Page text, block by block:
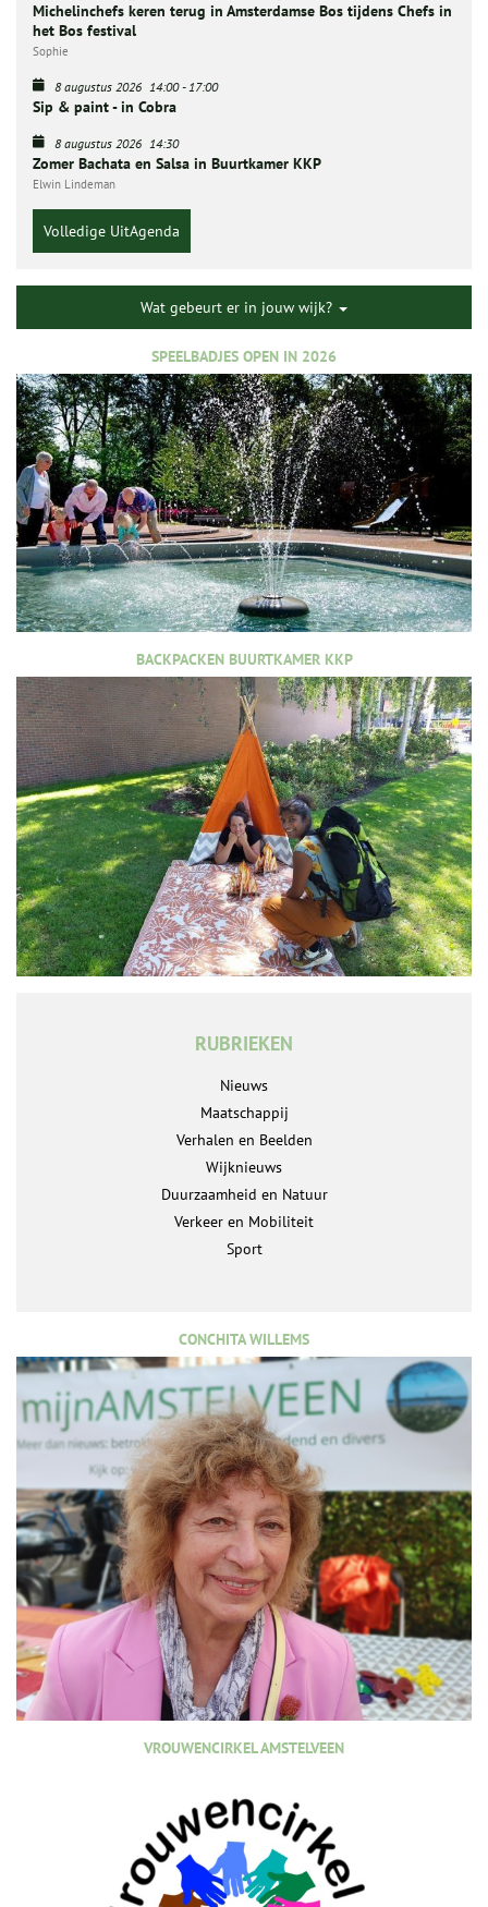
Michelinchefs keren terug in Amsterdamse Bos tijdens Chefs in
het Bos festival
Sophie
8 augustus 2026 14:00-17:00
Sip & paint - in Cobra
8 augustus 2026 14:30
Zomer Bachata en Salsa in Buurtkamer KKP
Elwin Lindeman
Volledige UitAgenda
Wat gebeurt er in jouw wijk?
SPEELBADJES OPEN IN 2026
BACKPACKEN BUURTKAMER KKP
RUBRIEKEN
Nieuws
Maatschappij
Verhalen en Beelden
Wijknieuws
Duurzaamheid en Natuur
Verkeer en Mobiliteit
Sport
CONCHITA WILLEMS
VROUWENCIRKEL AMSTELVEEN